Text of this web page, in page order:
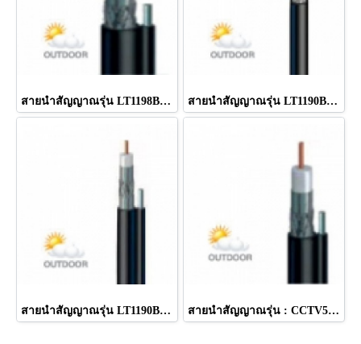
สายนำสัญญาณรุ่น LT1198BVM สีดำ มีสลิง ยี่ห้อ LEOTECH (dBy) สายนำสัญญาณรุ่น LT1190BV สีดำ ยี่ห้อ LEOTECH (dBy)
สายนำสัญญาณรุ่น LT1190BVMT สีดำ มีสลิง ยี่ห้อ LEOTECH (dBy) สายนำสัญญาณรุ่น : CCTV500M สีดำ มีสลิง ยี่ห้อ LEOTECH (dBy)